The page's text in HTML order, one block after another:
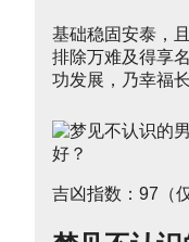
基础稳固安泰，
排除万难及得享
功发展，乃幸福
吉凶指数：97（